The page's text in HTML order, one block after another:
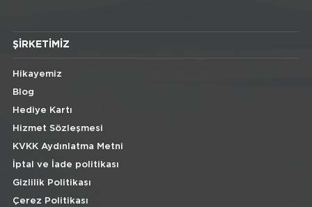
ŞIRKETIMIZ
Hikayemiz
Blog
Hediye Kartı
Hizmet Sözleşmesi
KVKK Aydınlatma Metni
İptal ve İade politikası
Gizlilik Politikası
Çerez Politikası